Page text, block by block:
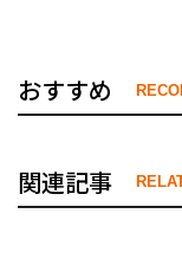
おすすめ
関連記事